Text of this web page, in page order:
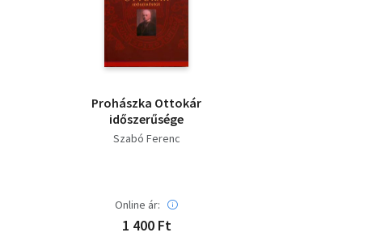
Prohászka Ottokár
időszerűsége
Szabó Ferenc
Online ár:
1 400 Ft